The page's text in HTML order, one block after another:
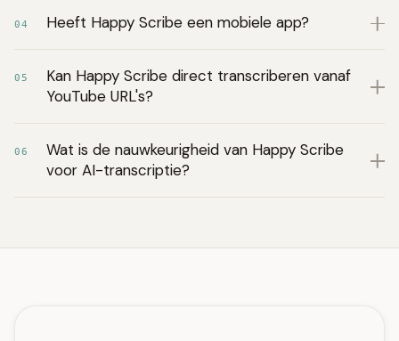
04 Heeft Happy Scribe een mobiele app?
05
Kan Happy Scribe direct transcriberen vanaf
YouTube URL's?
06
Wat is de nauwkeurigheid van Happy Scribe
voor AI-transcriptie?